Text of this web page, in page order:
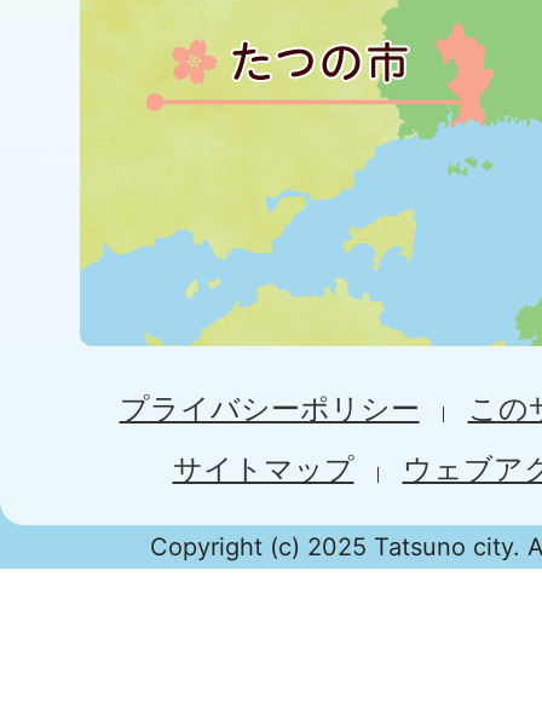
プライバシーポリシー
この
サイトマップ
ウェブア
Copyright (c) 2025 Tatsuno city.